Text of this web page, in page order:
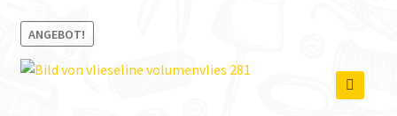
Produkte
Konto
ANGEBOT!